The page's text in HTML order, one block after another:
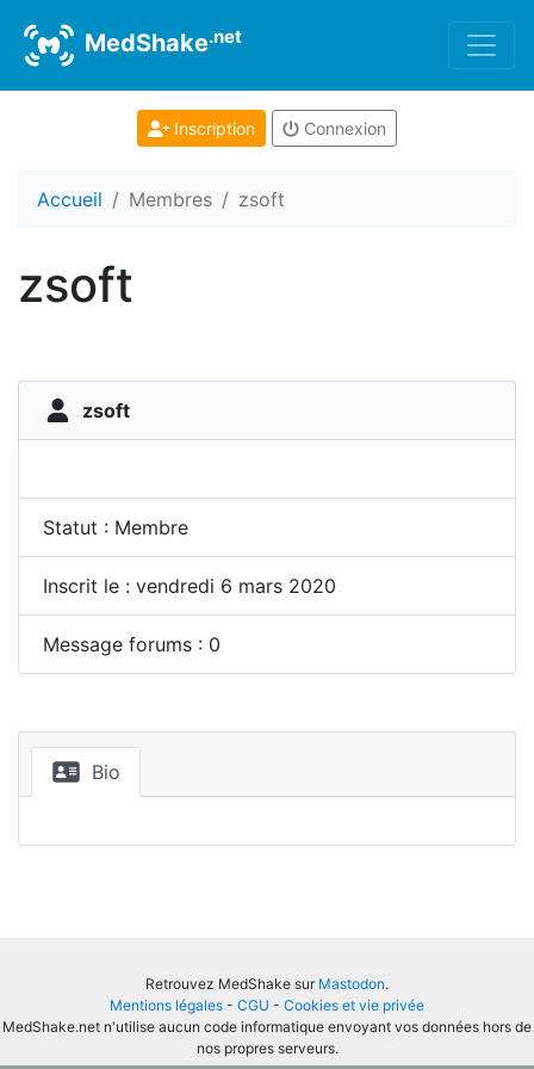
MedShake.net
Inscription Connexion
Accueil Membres zsoft
zsoft
zsoft
Statut : Membre
Inscrit le : vendredi 6 mars 2020
Message forums : 0
Bio
Retrouvez MedShake sur Mastodon.
Mentions légales - CGU - Cookies et vie privée
MedShake.net n'utilise aucun code informatique envoyant vos données hors de
nos propres serveurs.